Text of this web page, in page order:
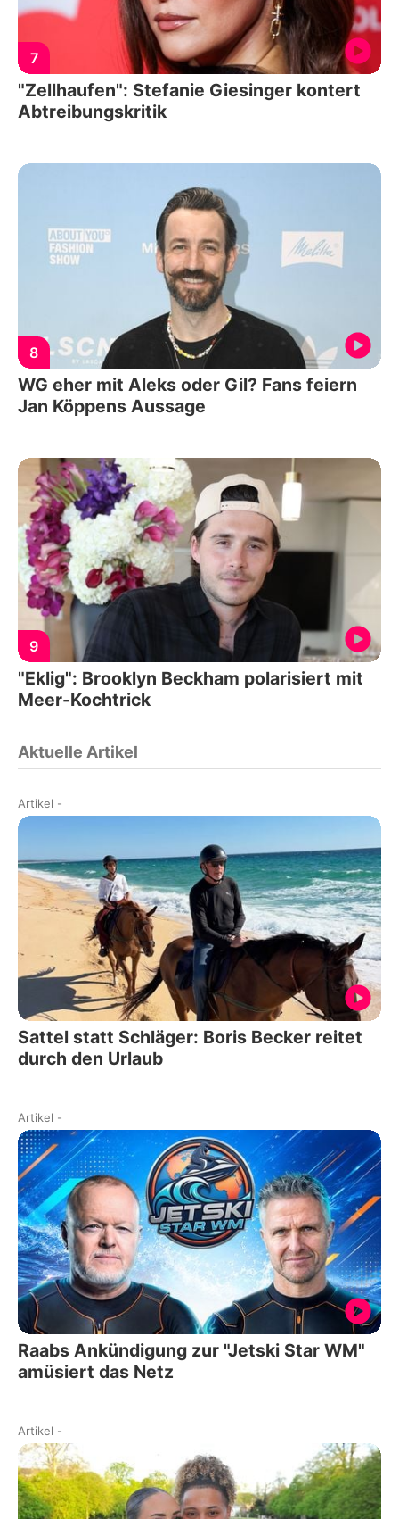
7
"Zellhaufen": Stefanie Giesinger kontert
Abtreibungskritik
8
WG eher mit Aleks oder Gil? Fans feiern
Jan Köppens Aussage
9
"Eklig": Brooklyn Beckham polarisiert mit
Meer-Kochtrick
Aktuelle Artikel
Artikel -
Sattel statt Schläger: Boris Becker reitet
durch den Urlaub
Artikel -
Raabs Ankündigung zur "Jetski Star WM"
amüsiert das Netz
Artikel -